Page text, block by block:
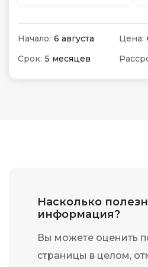
Начало: 6 августа Цена:
Срок: 5 месяцев
Насколько
информация?
Вы можете оценить
страницы в целом,